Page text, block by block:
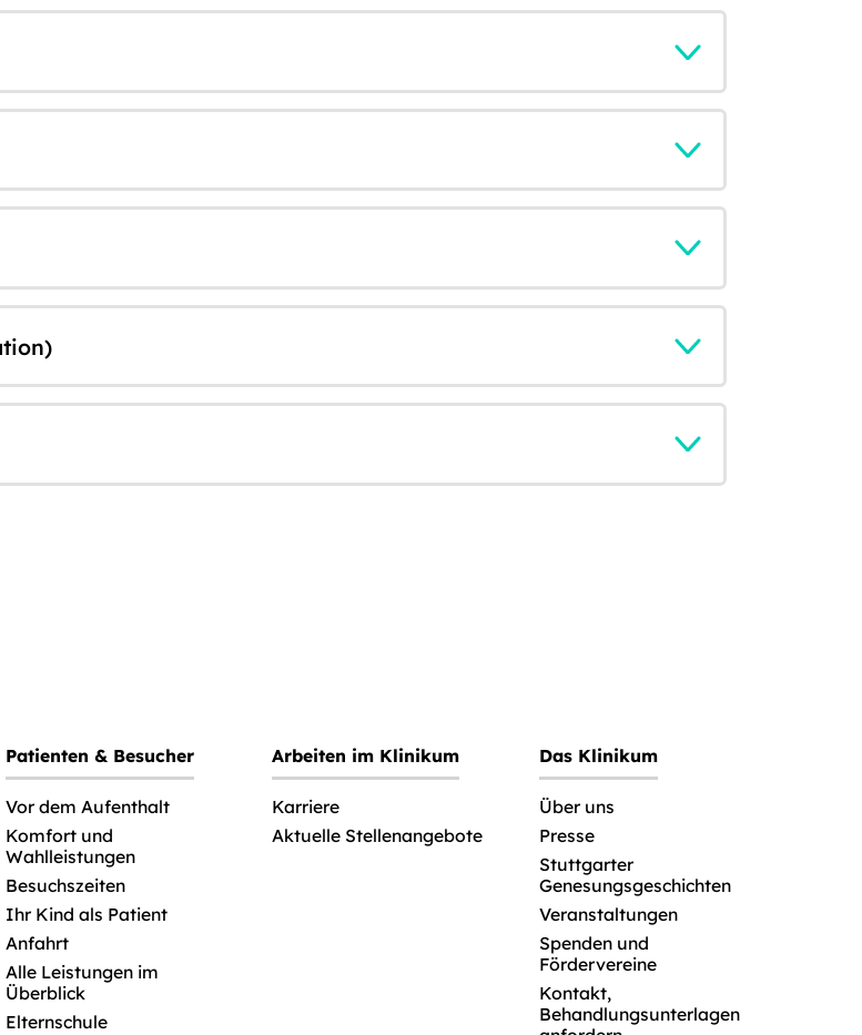
Patienten & Besucher
Vor dem Aufenthalt
Komfort und
Wahlleistungen
Besuchszeiten
Ihr Kind als Patient
Anfahrt
Alle Leistungen im
Überblick
Elternschule
Arbeiten im Klinikum
Karriere
Aktuelle Stellenangebote
Das Klinikum
Über uns
Presse
Stuttgarter
Genesungsgeschichten
Veranstaltungen
Spenden und
Fördervereine
Kontakt,
Behandlungsunterlagen